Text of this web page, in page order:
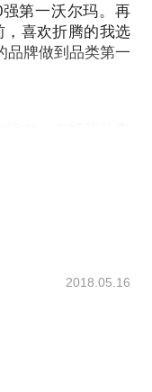
实施过程中走过
合作的人脉或资
一个有意思，或
实现大数据的一个
人口红利之后，
运营的重要性，
实施过程中走过
划基于互联网的
第一沃尔玛。再
，喜欢折腾的我选
品牌做到品类第一
进了销售管理领
面负责搭建集团
场的智慧零售解
的例子，今天大
2018.05.16